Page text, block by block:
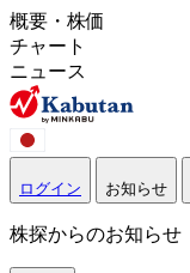
概要・株価
チャート
ニュース
ログイン お知らせ
株探からのお知らせ